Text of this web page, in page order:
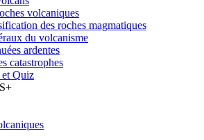
volcaniques
des roches magmatiques
du volcanisme
ardentes
catastrophes
et Quiz
+